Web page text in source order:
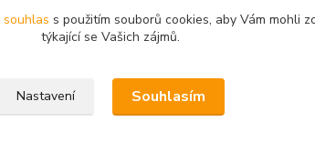
souhlas s použitím souborů cookies, aby Vám mohli
týkající se Vašich zájmů.
Nastavení Souhlasím